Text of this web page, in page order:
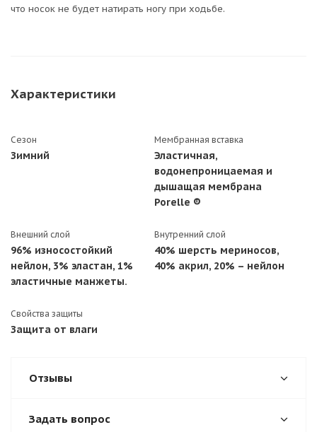
что носок не будет натирать ногу при ходьбе.
Характеристики
Сезон
Зимний
Мембранная вставка
Эластичная,
водонепроницаемая и
дышащая мембрана
Porelle ®
Внешний слой
96% износостойкий
нейлон, 3% эластан, 1%
эластичные манжеты.
Внутренний слой
40% шерсть мериносов,
40% акрил, 20% – нейлон
Свойства защиты
Защита от влаги
Отзывы
Задать вопрос